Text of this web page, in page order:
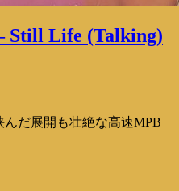
Still Life (Talking)
だ展開も壮絶な高速MPB